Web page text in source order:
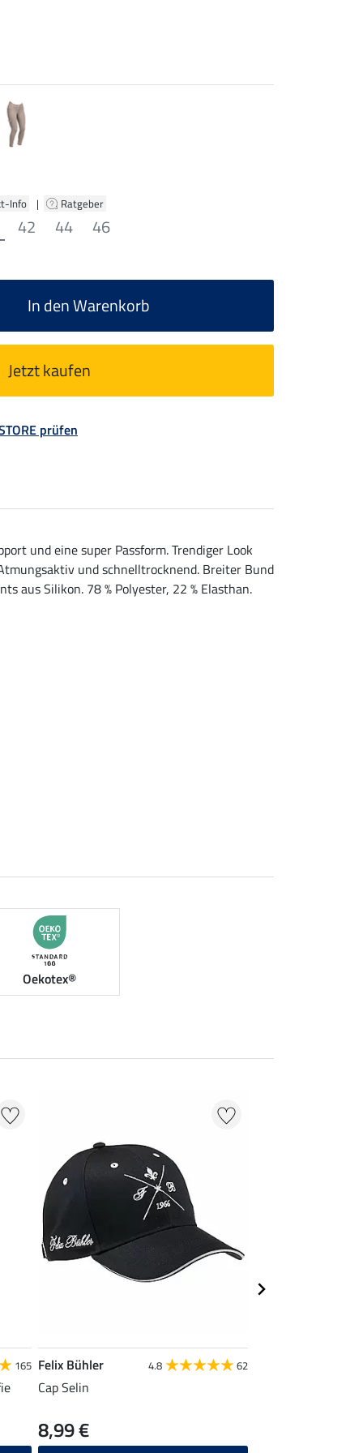
Info | Ratgeber
42 44 46
In den Warenkorb
Jetzt kaufen
prüfen
und eine super Passform. Trendiger Look
und schnelltrocknend. Breiter Bund
aus Silikon. 78 % Polyester, 22 % Elasthan.
Oekotex®
165 Felix Bühler 4.8 62
Cap Selin
8,99 €